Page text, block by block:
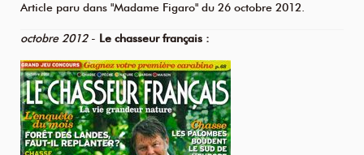
Article paru dans "Madame Figaro" du 26 octobre 2012.
octobre 2012- Le chasseur français :